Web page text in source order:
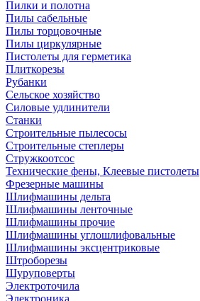
Пилки и полотна
Пилы сабельные
Пилы торцовочные
Пилы циркулярные
Пистолеты для герметика
Плиткорезы
Рубанки
Сельское хозяйство
Силовые удлинители
Станки
Строительные пылесосы
Строительные степлеры
Стружкоотсос
Технические фены, Клеевые пистолеты
Фрезерные машины
Шлифмашины дельта
Шлифмашины ленточные
Шлифмашины прочие
Шлифмашины углошлифовальные
Шлифмашины эксцентриковые
Штроборезы
Шуруповерты
Электроточила
Электроника